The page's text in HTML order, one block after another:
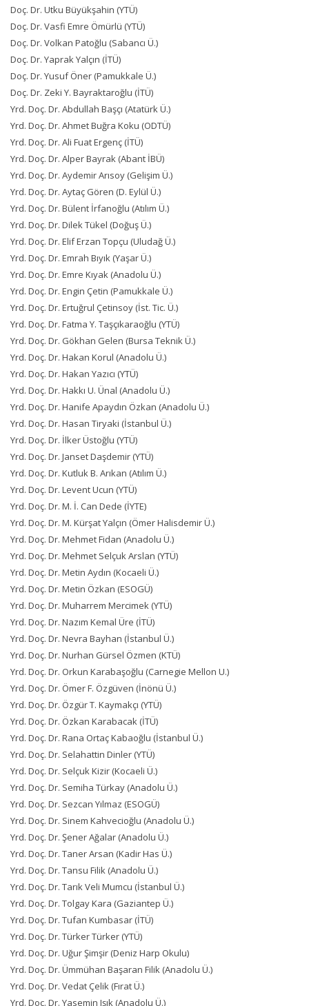
Doç. Dr. Utku Büyükşahin (YTÜ)
Doç. Dr. Vasfi Emre Ömürlü (YTÜ)
Doç. Dr. Volkan Patoğlu (Sabancı Ü.)
Doç. Dr. Yaprak Yalçın (İTÜ)
Doç. Dr. Yusuf Öner (Pamukkale Ü.)
Doç. Dr. Zeki Y. Bayraktaroğlu (İTÜ)
Yrd. Doç. Dr. Abdullah Başçı (Atatürk Ü.)
Yrd. Doç. Dr. Ahmet Buğra Koku (ODTÜ)
Yrd. Doç. Dr. Ali Fuat Ergenç (İTÜ)
Yrd. Doç. Dr. Alper Bayrak (Abant İBÜ)
Yrd. Doç. Dr. Aydemir Arısoy (Gelişim Ü.)
Yrd. Doç. Dr. Aytaç Gören (D. Eylül Ü.)
Yrd. Doç. Dr. Bülent İrfanoğlu (Atılım Ü.)
Yrd. Doç. Dr. Dilek Tükel (Doğuş Ü.)
Yrd. Doç. Dr. Elif Erzan Topçu (Uludağ Ü.)
Yrd. Doç. Dr. Emrah Bıyık (Yaşar Ü.)
Yrd. Doç. Dr. Emre Kıyak (Anadolu Ü.)
Yrd. Doç. Dr. Engin Çetin (Pamukkale Ü.)
Yrd. Doç. Dr. Ertuğrul Çetinsoy (İst. Tic. Ü.)
Yrd. Doç. Dr. Fatma Y. Taşçıkaraoğlu (YTÜ)
Yrd. Doç. Dr. Gökhan Gelen (Bursa Teknik Ü.)
Yrd. Doç. Dr. Hakan Korul (Anadolu Ü.)
Yrd. Doç. Dr. Hakan Yazıcı (YTÜ)
Yrd. Doç. Dr. Hakkı U. Ünal (Anadolu Ü.)
Yrd. Doç. Dr. Hanife Apaydın Özkan (Anadolu Ü.)
Yrd. Doç. Dr. Hasan Tiryaki (İstanbul Ü.)
Yrd. Doç. Dr. İlker Üstoğlu (YTÜ)
Yrd. Doç. Dr. Janset Daşdemir (YTÜ)
Yrd. Doç. Dr. Kutluk B. Arıkan (Atılım Ü.)
Yrd. Doç. Dr. Levent Ucun (YTÜ)
Yrd. Doç. Dr. M. İ. Can Dede (İYTE)
Yrd. Doç. Dr. M. Kürşat Yalçın (Ömer Halisdemir Ü.)
Yrd. Doç. Dr. Mehmet Fidan (Anadolu Ü.)
Yrd. Doç. Dr. Mehmet Selçuk Arslan (YTÜ)
Yrd. Doç. Dr. Metin Aydın (Kocaeli Ü.)
Yrd. Doç. Dr. Metin Özkan (ESOGÜ)
Yrd. Doç. Dr. Muharrem Mercimek (YTÜ)
Yrd. Doç. Dr. Nazım Kemal Üre (İTÜ)
Yrd. Doç. Dr. Nevra Bayhan (İstanbul Ü.)
Yrd. Doç. Dr. Nurhan Gürsel Özmen (KTÜ)
Yrd. Doç. Dr. Orkun Karabaşoğlu (Carnegie Mellon U.)
Yrd. Doç. Dr. Ömer F. Özgüven (İnönü Ü.)
Yrd. Doç. Dr. Özgür T. Kaymakçı (YTÜ)
Yrd. Doç. Dr. Özkan Karabacak (İTÜ)
Yrd. Doç. Dr. Rana Ortaç Kabaoğlu (İstanbul Ü.)
Yrd. Doç. Dr. Selahattin Dinler (YTÜ)
Yrd. Doç. Dr. Selçuk Kizir (Kocaeli Ü.)
Yrd. Doç. Dr. Semiha Türkay (Anadolu Ü.)
Yrd. Doç. Dr. Sezcan Yılmaz (ESOGÜ)
Yrd. Doç. Dr. Sinem Kahvecioğlu (Anadolu Ü.)
Yrd. Doç. Dr. Şener Ağalar (Anadolu Ü.)
Yrd. Doç. Dr. Taner Arsan (Kadir Has Ü.)
Yrd. Doç. Dr. Tansu Filik (Anadolu Ü.)
Yrd. Doç. Dr. Tarık Veli Mumcu (İstanbul Ü.)
Yrd. Doç. Dr. Tolgay Kara (Gaziantep Ü.)
Yrd. Doç. Dr. Tufan Kumbasar (İTÜ)
Yrd. Doç. Dr. Türker Türker (YTÜ)
Yrd. Doç. Dr. Uğur Şimşir (Deniz Harp Okulu)
Yrd. Doç. Dr. Ümmühan Başaran Filik (Anadolu Ü.)
Yrd. Doç. Dr. Vedat Çelik (Fırat Ü.)
Yrd. Doç. Dr. Yasemin Işık (Anadolu Ü.)